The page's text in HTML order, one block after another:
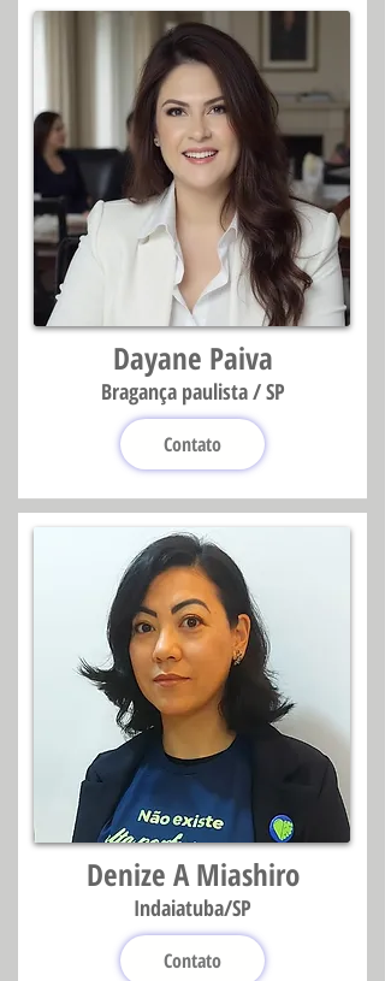
Dayane Paiva
Bragança paulista / SP
Contato
Denize A Miashiro
Indaiatuba/SP
Contato